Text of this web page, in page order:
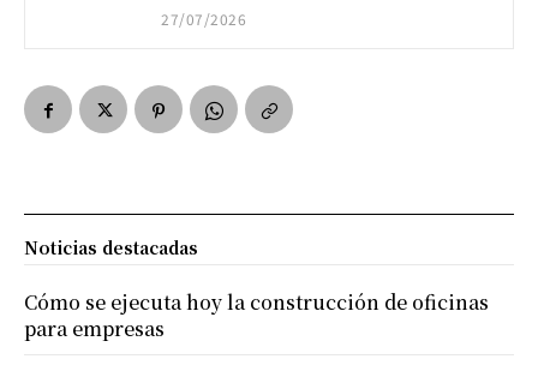
27/07/2026
Noticias destacadas
Cómo se ejecuta hoy la construcción de oficinas
para empresas